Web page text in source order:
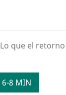
Lo que el
6-8 MIN